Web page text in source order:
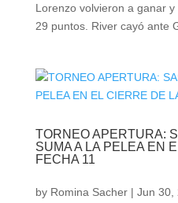
Lorenzo volvieron a ganar
29 puntos. River cayó ante
TORNEO APERTURA:
SUMA A LA PELEA EN
FECHA 11
by Romina Sacher| Jun 30,